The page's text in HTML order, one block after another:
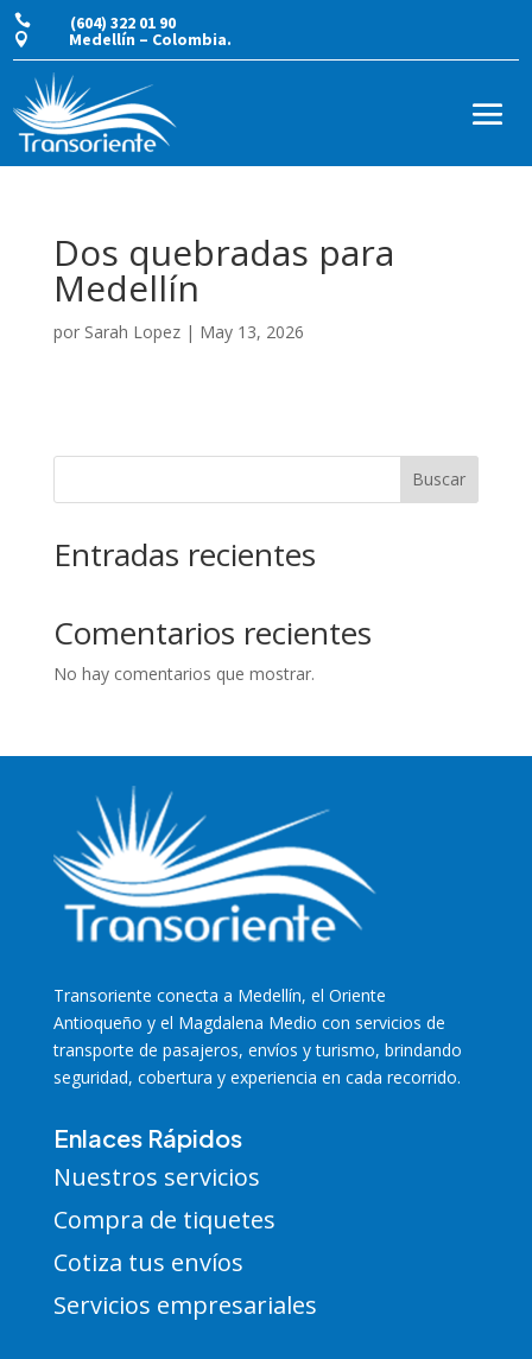
 (604) 322 01 90
 Medellín – Colombia.
Dos quebradas para
Medellín
por Sarah Lopez| May 13, 2026
Buscar
Entradas recientes
Comentarios recientes
No hay comentarios que mostrar.
Transoriente conecta a Medellín, el Oriente
Antioqueño y el Magdalena Medio con servicios de
transporte de pasajeros, envíos y turismo, brindando
seguridad, cobertura y experiencia en cada recorrido.
Enlaces Rápidos
Nuestros servicios
Compra de tiquetes
Cotiza tus envíos
Servicios empresariales